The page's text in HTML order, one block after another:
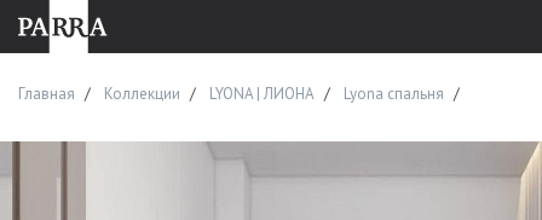
Главная Коллекции LYONA | ЛИОНА Lyona спальня